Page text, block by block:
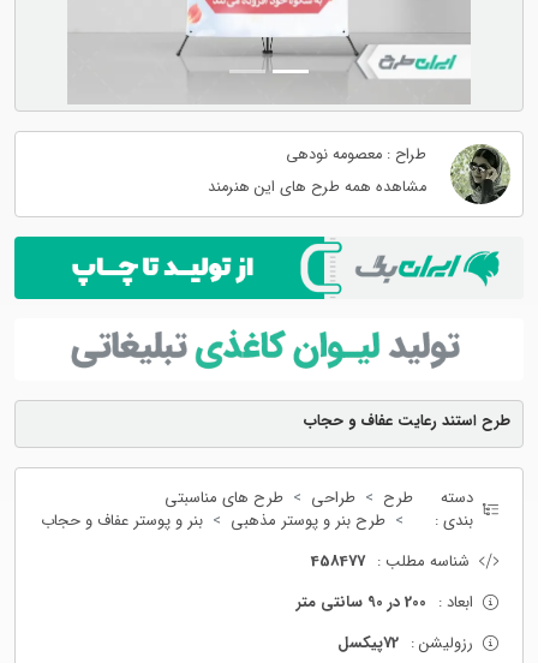
طرح استند رعایت عفاف و حجاب
دسته
بندی :
طرح طراحی
طرح های مناسبتی
طرح بنر و پوستر مذهبی
بنر و پوستر عفاف و حجاب
شناسه مطلب : 458477
ابعاد : 200 در 90 سانتی متر
رزولیشن : 72پیکسل
طراح : معصومه نودهی
مشاهده همه طرح های این هنرمند